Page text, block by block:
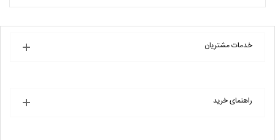
خدمات مشتریان
راهنمای خرید